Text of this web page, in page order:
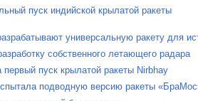
пуск индийской крылатой ракеты
универсальную ракету для
собственного летающего радара
пуск крылатой ракеты Nirbhay
подводную версию ракеты